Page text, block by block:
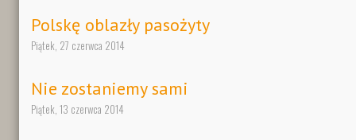
Polskę oblazły pasożyty
Piątek, 27 czerwca 2014
Nie zostaniemy sami
Piątek, 13 czerwca 2014